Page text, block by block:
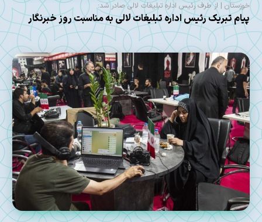
خوزستان | از طرف رئیس اداره تبلیغات لالی صادر شد:
پیام تبریک رئیس اداره تبلیغات لالی به مناسبت روز خبرنگار